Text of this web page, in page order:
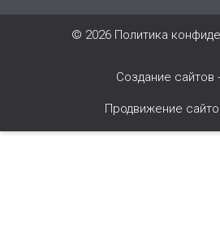
© 2026 Политика
Cоздание сайтов -
Продвижение